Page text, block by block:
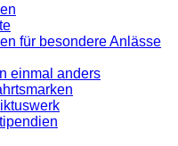
für besondere Anlässe
einmal anders